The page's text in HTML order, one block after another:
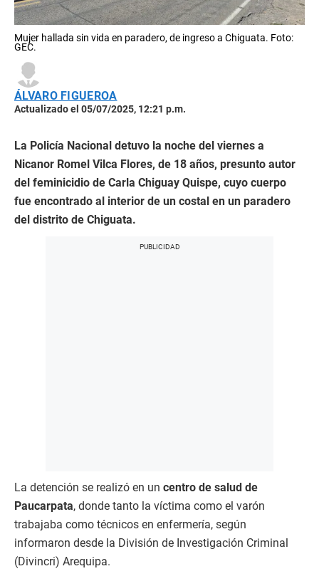
Mujer hallada sin vida en paradero, de ingreso a Chiguata. Foto:
GEC.
ÁLVARO FIGUEROA
Actualizado el 05/07/2025, 12:21 p.m.
La Policía Nacional detuvo la noche del viernes a
Nicanor Romel Vilca Flores, de 18 años, presunto autor
del feminicidio de Carla Chiguay Quispe, cuyo cuerpo
fue encontrado al interior de un costal en un paradero
del distrito de Chiguata.
La detención se realizó en un centro de salud de
Paucarpata, donde tanto la víctima como el varón
trabajaba como técnicos en enfermería, según
informaron desde la División de Investigación Criminal
(Divincri) Arequipa.